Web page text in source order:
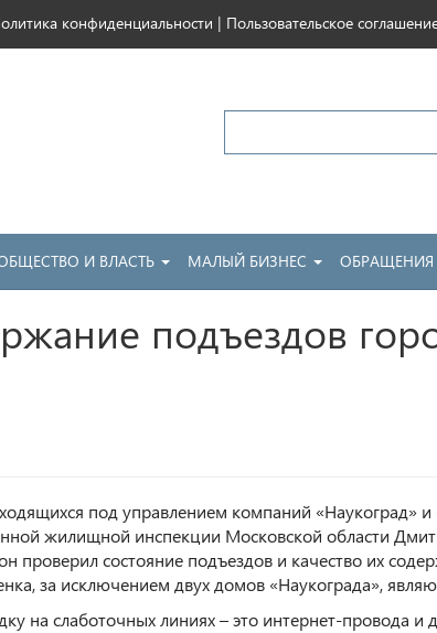
конфиденциальности | Пользовательское
И ВЛАСТЬ МАЛЫЙ БИЗНЕС ОБРАЩЕНИЯ
подъездов
под управлением компаний «Наукоград» и
жилищной инспекции Московской области
проверил состояние подъездов и качество их
за исключением двух домов «Наукограда»,
на слаботочных линиях – это интернет-провода и